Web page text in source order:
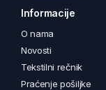
Informacije
O nama
Novosti
Tekstilni rečnik
Praćenje pošiljke